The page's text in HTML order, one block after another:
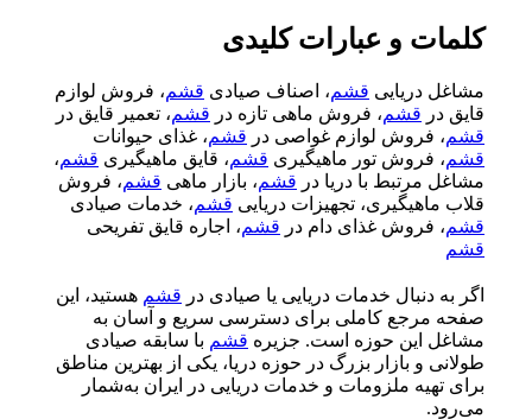
کلمات و عبارات کلیدی
مشاغل دریایی قشم، اصناف صیادی قشم، فروش لوازم
قایق در قشم، فروش ماهی تازه در قشم، تعمیر قایق در
قشم، فروش لوازم غواصی در قشم، غذای حیوانات
قشم، فروش تور ماهیگیری قشم، قایق ماهیگیری قشم،
مشاغل مرتبط با دریا در قشم، بازار ماهی قشم، فروش
قلاب ماهیگیری، تجهیزات دریایی قشم، خدمات صیادی
قشم، فروش غذای دام در قشم، اجاره قایق تفریحی
قشم
اگر به دنبال خدمات دریایی یا صیادی در قشم هستید، این
صفحه مرجع کاملی برای دسترسی سریع و آسان به
مشاغل این حوزه است. جزیره قشم با سابقه صیادی
طولانی و بازار بزرگ در حوزه دریا، یکی از بهترین مناطق
برای تهیه ملزومات و خدمات دریایی در ایران به‌شمار
می‌رود.